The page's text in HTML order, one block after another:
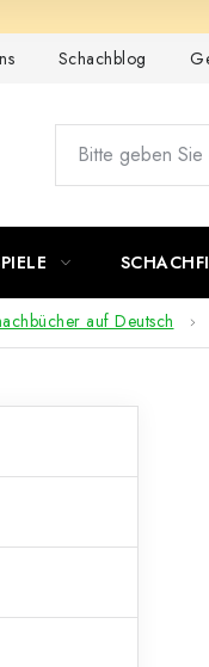
Schachblog
auf Deutsch